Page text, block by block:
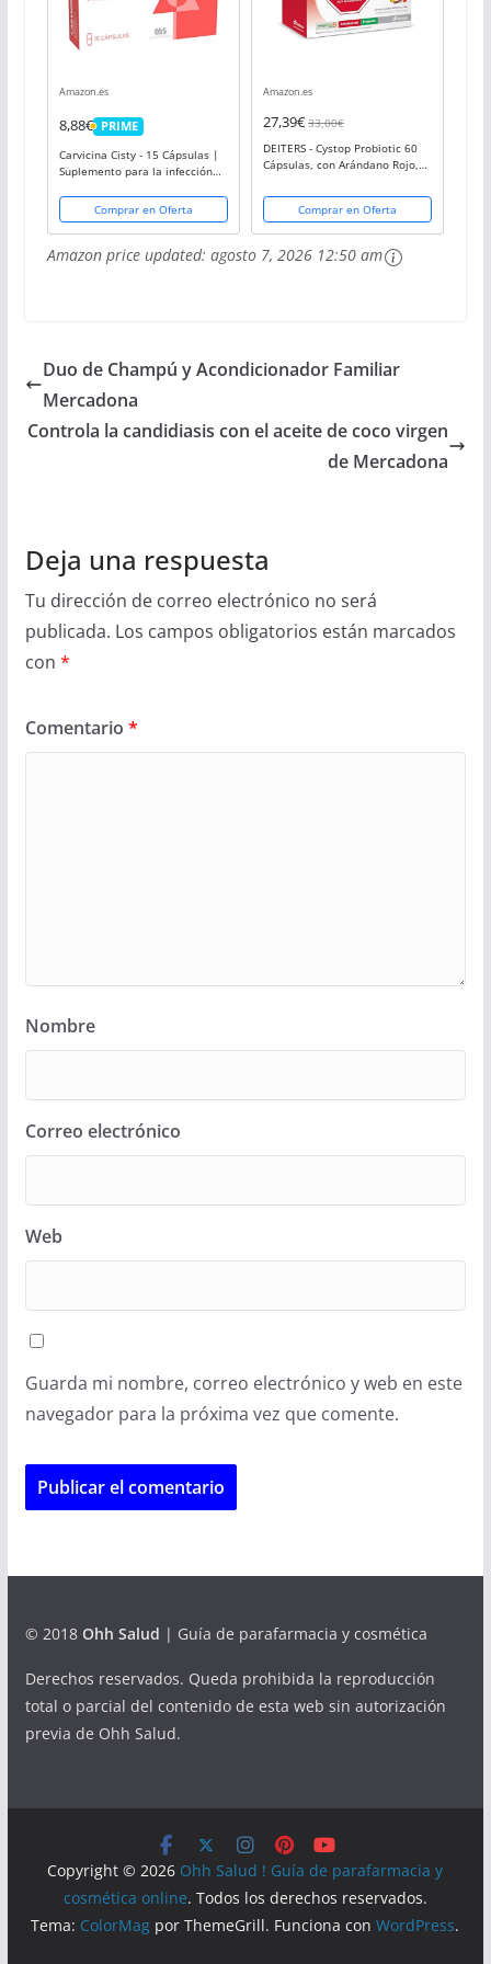
Amazon.es
8,88€ PRIME
PRIME
Carvicina Cisty - 15 Cápsulas |
Suplemento para la infección
Relafit - Laboratorios MS
Comprar en Oferta
Amazon.es
27,39€ 33,00€
DEITERS - Cystop Probiotic 60
Cápsulas, con Arándano Rojo,
Protector Vías Urinarias, para
Flora Bacteriana Saludable y
Comprar en Oferta
Amazon price updated: agosto 7, 2026 12:50 am
Duo de Champú y Acondicionador Familiar
Mercadona
Controla la candidiasis con el aceite de coco virgen
de Mercadona
Deja una respuesta
Tu dirección de correo electrónico no será
publicada. Los campos obligatorios están marcados
con *
Comentario *
Nombre
Correo electrónico
Web
Guarda mi nombre, correo electrónico y web en este
navegador para la próxima vez que comente.
© 2018 Ohh Salud | Guía de parafarmacia y cosmética
Derechos reservados. Queda prohibida la reproducción
total o parcial del contenido de esta web sin autorización
previa de Ohh Salud.
Copyright © 2026 Ohh Salud ! Guía de parafarmacia y
cosmética online. Todos los derechos reservados.
Tema: ColorMag por ThemeGrill. Funciona conWordPress.